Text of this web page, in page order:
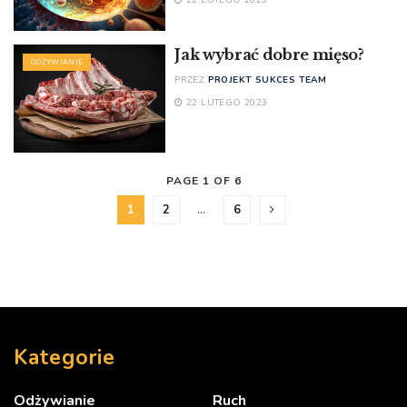
ODŻYWIANIE Jak wybrać dobre mięso?
PRZEZ PROJEKT SUKCES TEAM
22 LUTEGO 2023
PAGE 1 OF 6
1 2 … 6
Kategorie
Odżywianie Ruch